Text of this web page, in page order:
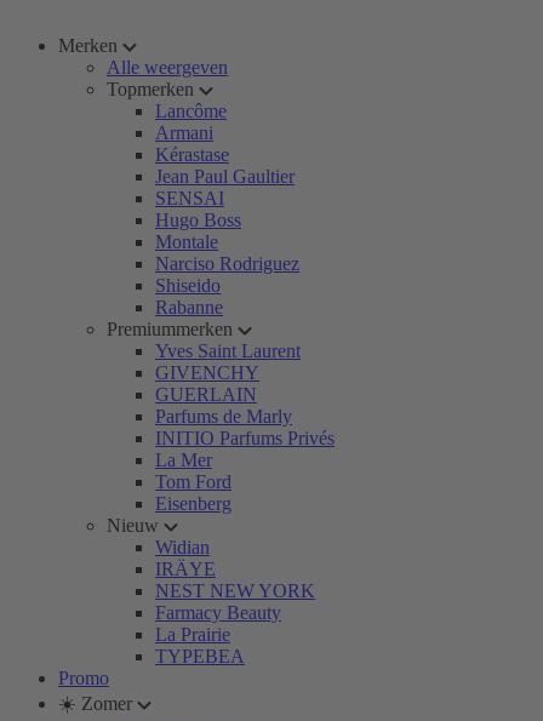
Merken
Alle weergeven
Topmerken
Lancôme
Armani
Kérastase
Jean Paul Gaultier
SENSAI
Hugo Boss
Montale
Narciso Rodriguez
Shiseido
Rabanne
Premiummerken
Yves Saint Laurent
GIVENCHY
GUERLAIN
Parfums de Marly
INITIO Parfums Privés
La Mer
Tom Ford
Eisenberg
Nieuw
Widian
IRÄYE
NEST NEW YORK
Farmacy Beauty
La Prairie
TYPEBEA
Promo
☀️ Zomer